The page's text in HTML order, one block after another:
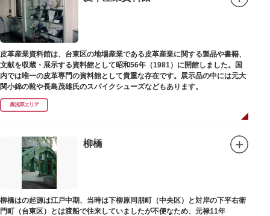
皮革産業資料館は、台東区の地場産業である皮革産業に関する製品や書籍、
文献を収蔵・展示する資料館として昭和56年（1981）に開館しました。国
内では唯一の皮革専門の資料館として貴重な存在です。展示品の中には元大
関小錦の靴や長島茂雄氏のスパイクシューズなどもあります。
奥浅草エリア
柳橋
柳橋はの起源は江戸中期、当時は下柳原同朋町（中央区）と対岸の下平右衛
門町（台東区）とは渡船で往来していましたが不便なため、元禄11年